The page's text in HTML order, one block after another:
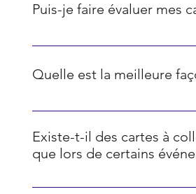
représentent les cartes ultra-
Puis-je faire évaluer mes
Oui, il existe diverses
Quelle est la meilleure
Pour protéger de manière
une pièce fraîche et sèche pour
Existe-t-il des cartes à
que lors de certains
Oui, de nombreux jeux de